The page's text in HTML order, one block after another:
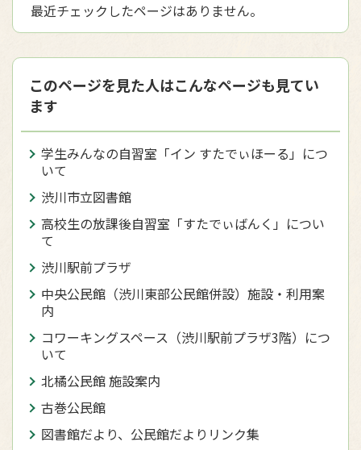
最近チェックしたページはありません。
このページを見た人はこんなページも見てい
ます
学生みんなの自習室「イン すたでぃほーる」につ
いて
渋川市立図書館
高校生の放課後自習室「すたでぃばんく」につい
て
渋川駅前プラザ
中央公民館（渋川東部公民館併設）施設・利用案
内
コワーキングスペース（渋川駅前プラザ3階）につ
いて
北橘公民館 施設案内
古巻公民館
図書館だより、公民館だよりリンク集